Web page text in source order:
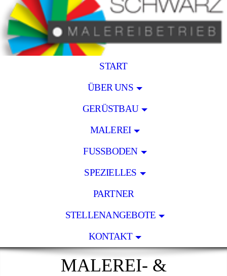
START
ÜBER UNS
GERÜSTBAU
MALEREI
FUSSBODEN
SPEZIELLES
PARTNER
STELLENANGEBOTE
KONTAKT
MALEREI- &